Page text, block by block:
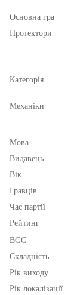
Основна гра
Протектори
Категорія
Механіки
Мова
Видавець
Вік
Гравців
Час партії
Рейтинг
BGG
Складність
Рік виходу
Рік локалізації